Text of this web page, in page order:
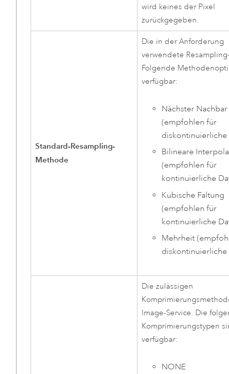
wird keines der Pixel
zurückgegeben.
Standard-Resampling-
Methode
Die in der Anforderung
verwendete
Folgende
verfügbar:
Nächster Nachbar
(empfohlen für
diskontinuierliche
Bilineare
(empfohlen für
kontinuierliche
Kubische Faltung
(empfohlen für
kontinuierliche
Mehrheit
diskontinuierliche
Die zulässigen
Image-Service. Die
Komprimierungstypen
verfügbar:
NONE